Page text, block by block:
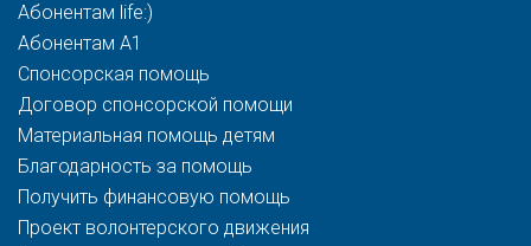
Абонентам life:)
Абонентам A1
Спонсорская помощь
Договор спонсорской помощи
Материальная помощь детям
Благодарность за помощь
Получить финансовую помощь
Проект волонтерского движения